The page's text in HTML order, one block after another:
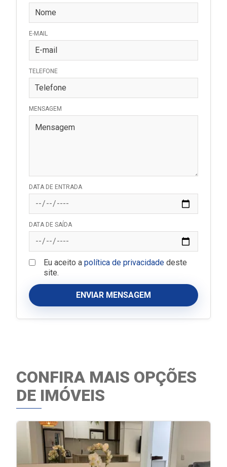
E-MAIL
TELEFONE
MENSAGEM
DATA DE ENTRADA
DATA DE SAÍDA
Eu aceito a política de privacidade deste
site.
ENVIAR MENSAGEM
CONFIRA MAIS OPÇÕES
DE IMÓVEIS